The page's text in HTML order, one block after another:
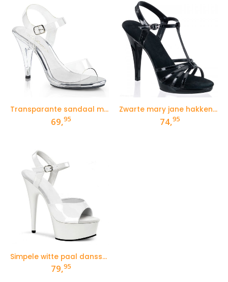
Transparante sandaal met naaldhak
69,95
Zwarte mary jane hakken in lak met bandjes en naaldhak
74,95
Simpele witte paal dansschoenen met plateau en naaldhakken
79,95